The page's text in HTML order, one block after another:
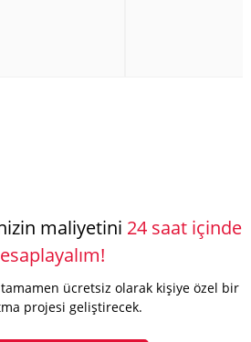
maliyetini 24 saat içinde
ücretsiz olarak kişiye özel bir
projesi geliştirecek.